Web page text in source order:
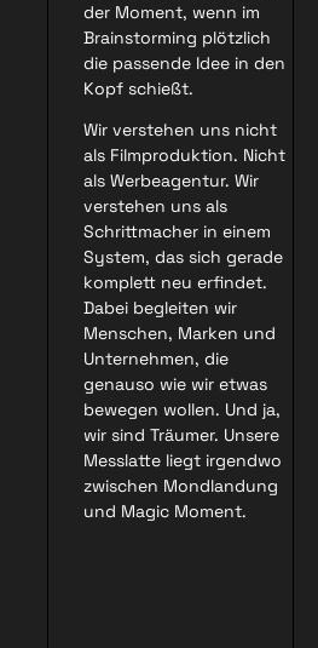
der Moment, wenn im
Brainstorming plötzlich
die passende Idee in den
Kopf schießt.
Wir verstehen uns nicht
als Filmproduktion. Nicht
als Werbeagentur. Wir
verstehen uns als
Schrittmacher in einem
System, das sich gerade
komplett neu erfindet.
Dabei begleiten wir
Menschen, Marken und
Unternehmen, die
genauso wie wir etwas
bewegen wollen. Und ja,
wir sind Träumer. Unsere
Messlatte liegt irgendwo
zwischen Mondlandung
und Magic Moment.